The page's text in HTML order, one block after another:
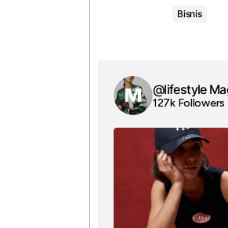
Bisnis
@lifestyle
127k Followers